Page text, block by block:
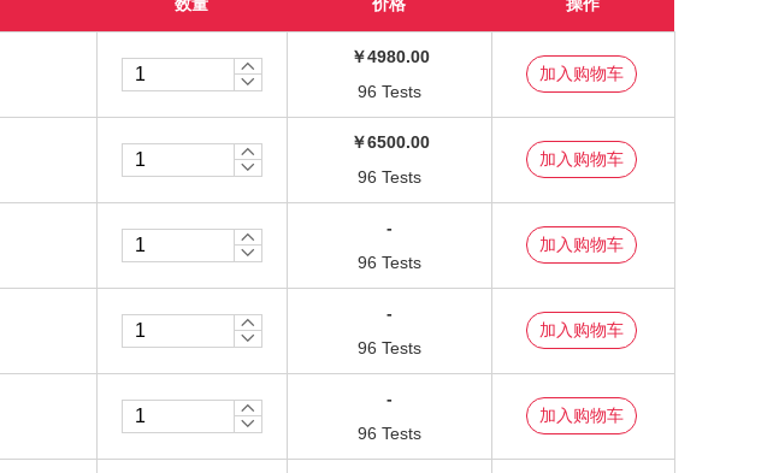
￥4980.00
96 Tests
￥6500.00
96 Tests
-
96 Tests
-
96 Tests
-
96 Tests